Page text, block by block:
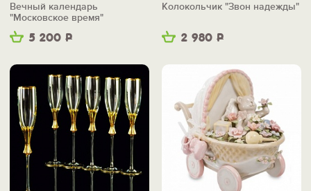
5 200 Р
Вечный календарь
"Московское время"
2 980 Р
Колокольчик "Звон надежды"